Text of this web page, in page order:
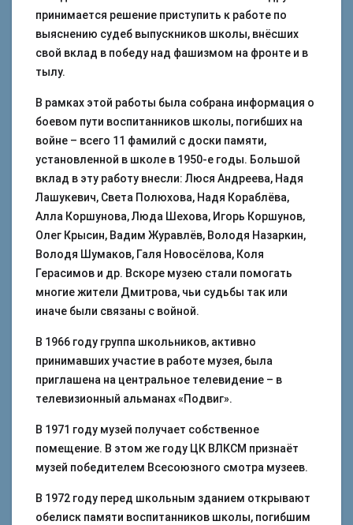
принимается решение приступить к работе по
выяснению судеб выпускников школы, внёсших
свой вклад в победу над фашизмом на фронте и в
тылу.
В рамках этой работы была собрана информация о
боевом пути воспитанников школы, погибших на
войне – всего 11 фамилий с доски памяти,
установленной в школе в 1950-е годы. Большой
вклад в эту работу внесли: Люся Андреева, Надя
Лашукевич, Света Полюхова, Надя Кораблёва,
Алла Коршунова, Люда Шехова, Игорь Коршунов,
Олег Крысин, Вадим Журавлёв, Володя Назаркин,
Володя Шумаков, Галя Новосёлова, Коля
Герасимов и др. Вскоре музею стали помогать
многие жители Дмитрова, чьи судьбы так или
иначе были связаны с войной.
В 1966 году группа школьников, активно
принимавших участие в работе музея, была
приглашена на центральное телевидение – в
телевизионный альманах «Подвиг».
В 1971 году музей получает собственное
помещение. В этом же году ЦК ВЛКСМ признаёт
музей победителем Всесоюзного смотра музеев.
В 1972 году перед школьным зданием открывают
обелиск памяти воспитанников школы, погибшим